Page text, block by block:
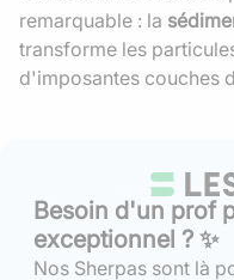
remarquable : la
transforme les
d'imposantes couches
Besoin d'un prof
exceptionnel ? ✨
Nos Sherpas sont là